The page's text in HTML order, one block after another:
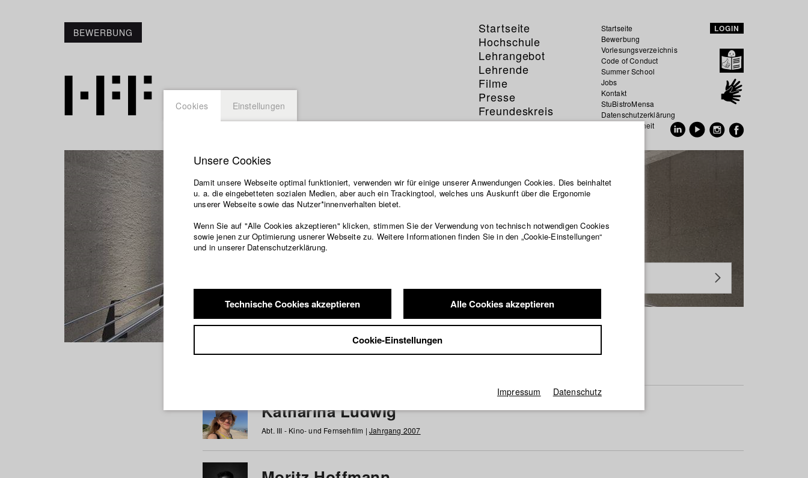
BEWERBUNG
Startseite
Hochschule
Lehrangebot
Lehrende
Filme
Presse
Freundeskreis
Service
Startseite
Bewerbung
Vorlesungsverzeichnis
Code of Conduct
Summer School
Jobs
Kontakt
StuBistroMensa
Datenschutzerklärung
Datensicherheit
LOGIN
Studierende / Alumni
a b c d e f g h i j k l m n o p q r s t u v w x y z Alle
Katharina Ludwig
Abt. III - Kino- und Fernsehfilm | Jahrgang 2007
Cookies Einstellungen
Unsere Cookies
Damit unsere Webseite optimal funktioniert, verwenden wir für einige unserer Anwendungen Cookies. Dies beinhaltet
u. a. die eingebetteten sozialen Medien, aber auch ein Trackingtool, welches uns Auskunft über die Ergonomie
unserer Webseite sowie das Nutzer*innenverhalten bietet.
Wenn Sie auf "Alle Cookies akzeptieren" klicken, stimmen Sie der Verwendung von technisch notwendigen Cookies
sowie jenen zur Optimierung usnerer Webseite zu. Weitere Informationen finden Sie in den „Cookie-Einstellungen“
und in unserer Datenschutzerklärung.
Technische Cookies akzeptieren Alle Cookies akzeptieren
Cookie-Einstellungen
Impressum Datenschutz